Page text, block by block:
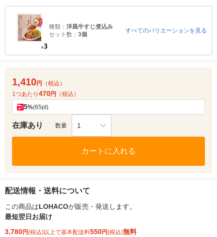
種類： 洋風牛すじ煮込み
セット数： 3個
すべてのバリエーションを見る
1,410円
（税込）
1つあたり 470円 （税込）
5%(65pt)
在庫あり 数量 1
カートに入れる
配送情報・送料について
この商品はLOHACOが販売・発送します。
最短翌日お届け
3,780円(税込)以上で基本配送料550円(税込)無料